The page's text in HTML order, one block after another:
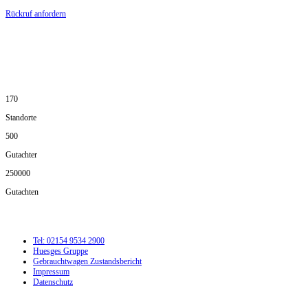
Rückruf anfordern
170
Standorte
500
Gutachter
250000
Gutachten
Tel: 02154 9534 2900
Huesges Gruppe
Gebrauchtwagen Zustandsbericht
Impressum
Datenschutz